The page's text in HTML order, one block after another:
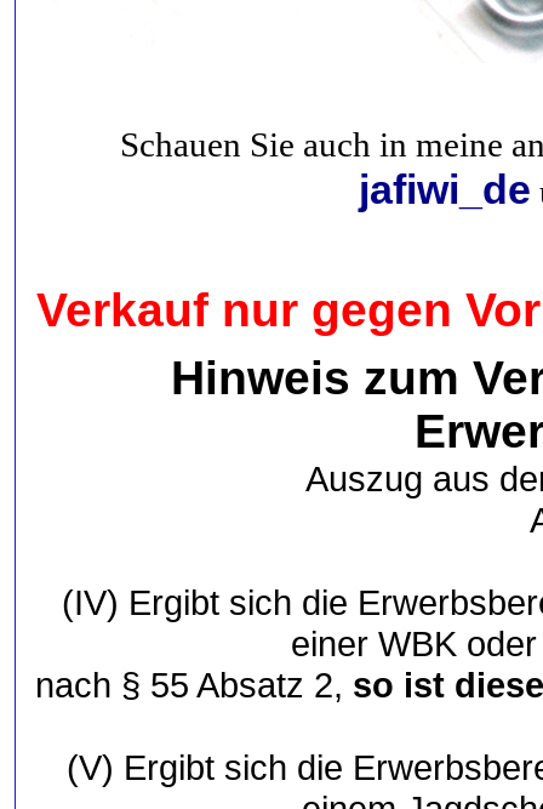
Schauen Sie auch in meine
jafiwi_de
Verkauf nur gegen
Hinweis zum
Auszug aus
(IV) Ergibt sich die
einer WBK
nach § 55 Absatz 2, so ist
(V) Ergibt sich die